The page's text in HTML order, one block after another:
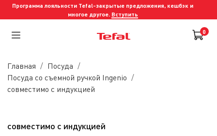
Программа лояльности Tefal-закрытые предложения, кешбэк и
многое другое. Вступить
0
Главная
Посуда
Посуда со съемной ручкой Ingenio
совместимо с индукцией
совместимо с индукцией